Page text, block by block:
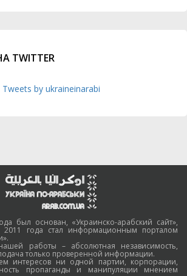
TWITTER
Tweets by ukraineinarabi
был основан, «Украинско-арабский сайт»,
2011 года стал информационным порталом
работы – абсолютная независимость,
только проверенной информации.
интересов ни одной партии, корпорации,
пропаганды и манипуляции мнением